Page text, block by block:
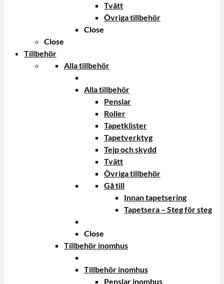
Tvätt
Övriga tillbehör
Close
Close
Tillbehör
Alla tillbehör
Alla tillbehör
Penslar
Roller
Tapetklister
Tapetverktyg
Tejp och skydd
Tvätt
Övriga tillbehör
Gå till
Innan tapetsering
Tapetsera – Steg för steg
Close
Tillbehör inomhus
Tillbehör inomhus
Penslar inomhus